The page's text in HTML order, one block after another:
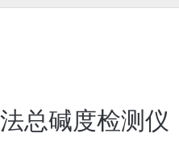
总碱度检测仪